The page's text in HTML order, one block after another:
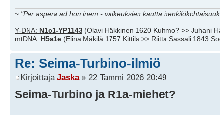
~ "Per aspera ad hominem - vaikeuksien kautta
Y-DNA: N1c1-YP1143 (Olavi Häkkinen 1620 Kuhmo? >> Juhani
mtDNA: H5a1e (Elina Mäkilä 1757 Kittilä >> Riitta Sassali 1843
Re: Seima-Turbino-ilmiö
Kirjoittaja Jaska» 22 Tammi 2026 20:49
Seima-Turbino ja R1a-miehet?